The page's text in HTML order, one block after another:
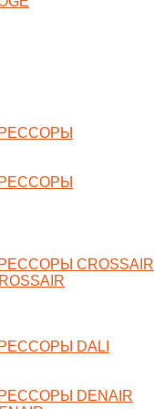
CROSSAIR
DALI
DENAIR